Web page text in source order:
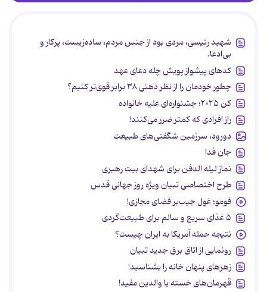
شهید رئیسی، مردی بود از جنس مردم، ساده‌زیست، پرکار و
بی‌ادعا.
کدهای پیشواز پویش چله دعای عهد
چطور خودمان را از نظر ذهنی ۳۸ برابر قوی‌تر کنیم؟
کن ۲۰۲۵؛ جشنواره‌ای علیه خانواده
راز افرادی که کمتر ضرر می‌کنند!
دورود، سرزمین شگفتی‌های طبیعت
جان فدا
نماز لیله الدفن برای شهدای بیت رهبری
طرح اختصاصی تبیان ویژه روز جهانی قدس
فومو؛ غول جیب‌بر فضای مجازی!
۵ غذای سریع و سالم برای طبیعت‌گردی
نتیجه حمله آمریکا به ایران چیست؟
رونمایی از اتاق برق جدید تبیان
زهرهای پنهان خانه را بشناسید!
قهرمان‌های خسته یا والدین مفید!